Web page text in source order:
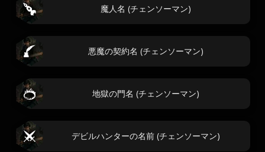
魔人名 (チェンソーマン)
悪魔の契約名 (チェンソーマン)
地獄の門名 (チェンソーマン)
デビルハンターの名前 (チェンソーマン)